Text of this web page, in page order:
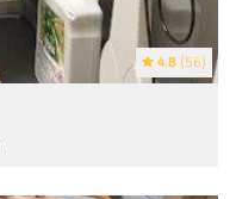
4.8 (56)